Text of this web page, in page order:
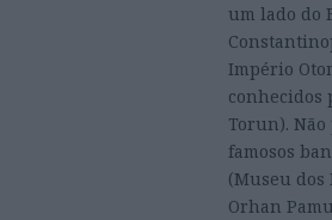
um lado do
Império
conhecidos
Torun).
famosos
(Museu
Orhan